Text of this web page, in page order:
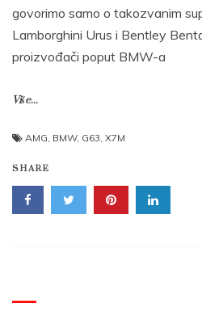
govorimo samo o takozvanim
Lamborghini Urus i Bentley
proizvođači poput BMW-a
Više...
AMG BMW, G63 X7M
SHARE